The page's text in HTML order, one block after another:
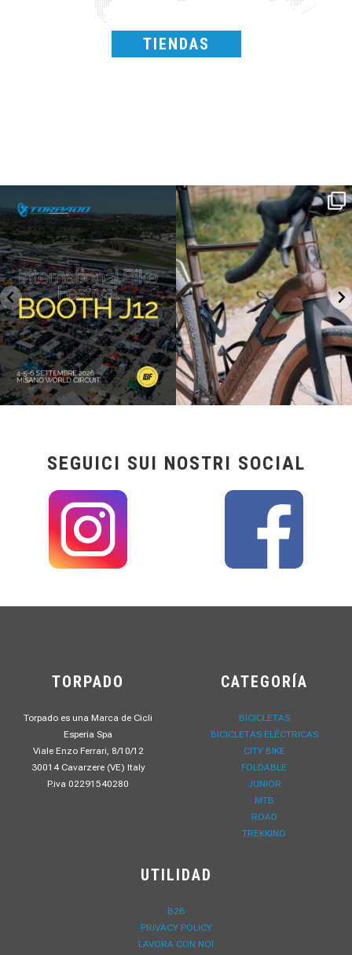
TIENDAS
IBF sta per...
17 1
Kepler R è la gravel pensata per affrontare
lunghe...
27 0
SEGUICI SUI NOSTRI SOCIAL
TORPADO
Torpado es una Marca de Cicli
Esperia Spa
Viale Enzo Ferrari, 8/10/12
30014 Cavarzere (VE) Italy
P.iva 02291540280
CATEGORÍA
BICICLETAS
BICICLETAS ELÉCTRICAS
CITY BIKE
FOLDABLE
JUNIOR
MTB
ROAD
TREKKING
UTILIDAD
B2B
PRIVACY POLICY
LAVORA CON NOI